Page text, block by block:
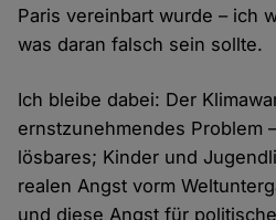
Paris vereinbart wurde – ich
was daran falsch sein sollte.
Ich bleibe dabei: Der
ernstzunehmendes Problem
lösbares; Kinder und
realen Angst vorm
und diese Angst für